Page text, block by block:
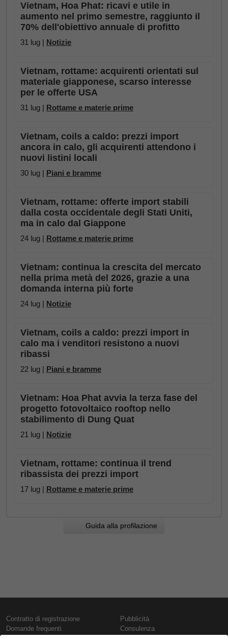
Vietnam, Hoa Phat: ricavi e utile in
aumento nel primo semestre, raggiunto il
70% dell'obiettivo annuale di profitto
31 lug | Notizie
Vietnam, rottame: acquirenti orientati sul
materiale giapponese, scarso interesse
per le offerte USA
31 lug | Rottame e materie prime
Vietnam, coils a caldo: prezzi import
ancora in calo, gli acquirenti attendono i
nuovi listini locali
30 lug | Piani e bramme
Vietnam, rottame: offerte import stabili
dalla costa occidentale degli Stati Uniti,
ma in calo dal Giappone
24 lug | Rottame e materie prime
Vietnam: continua la crescita del mercato
nella prima metà del 2026, grazie a una
domanda interna più forte
24 lug | Notizie
Vietnam, coils a caldo: prezzi import in
calo ma i venditori resistono a nuovi
ribassi
22 lug | Piani e bramme
Vietnam: Hoa Phat avvia la terza fase del
progetto fotovoltaico rooftop nello
stabilimento di Dung Quat
21 lug | Notizie
Vietnam, rottame: continua il trend
ribassista dei prezzi import
17 lug | Rottame e materie prime
Guida alla profilazione
Contratto di registrazione
Domande frequenti
Pubblicità
Consulenza